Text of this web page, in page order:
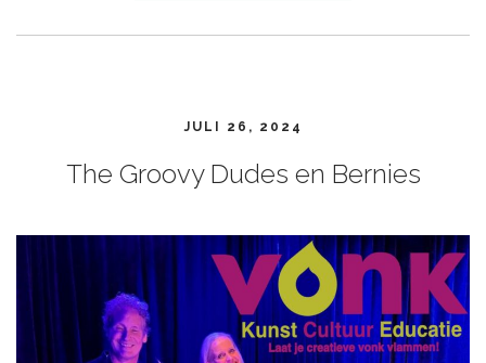
JULI 26, 2024
The Groovy Dudes en Bernies